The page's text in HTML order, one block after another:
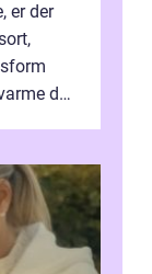
er der
du